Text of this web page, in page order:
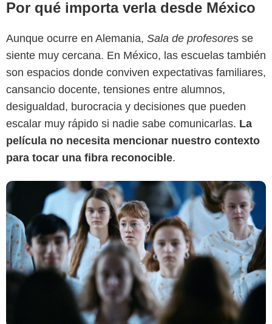
Por qué importa verla desde México
Aunque ocurre en Alemania, Sala de profesores se
siente muy cercana. En México, las escuelas también
son espacios donde conviven expectativas familiares,
cansancio docente, tensiones entre alumnos,
desigualdad, burocracia y decisiones que pueden
escalar muy rápido si nadie sabe comunicarlas. La
película no necesita mencionar nuestro contexto
para tocar una fibra reconocible.
Prime Video